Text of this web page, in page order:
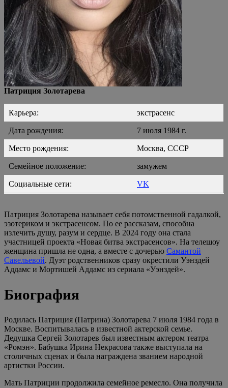
Патриция Золотарева
Карьера: экстрасенс
Дата рождения: 7 июля 1984 г.
Место рождения: Москва, СССР
Семейное положение: замужем
Социальные сети: VK
Патриция Золотарева называет себя потомственной гадалкой,
эзотериком и экстрасенсом. По ее рассказам, способна
излечить душу, разум и сердце. В 2024 году она стала
участницей проекта «Новая битва экстрасенсов». На телешоу
женщина пришла не одна, а вместе с дочерью Самантой
Савельевой. Дуэт родственников сразу окрестили Уэнздей
Аддамс и Мортишей Аддамс из сериала «Уэнздей».
Биография
Родилась Патриция (Патрина) Золотарева 7 июля 1984 года в
Москве. Воспитывалась в известной актерской семье.
Дедушка Сергей Золотарев был известным актером театра
«Ромэн». Бабушка Ирина Некрасова также выступала на
столичных сценах и была награждена званием народной
артистки России.
Мать Патриции продолжила семейное ремесло. Она получила